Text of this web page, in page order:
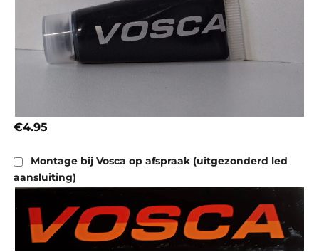
€4.95
Montage bij Vosca op afspraak (uitgezonderd led
aansluiting)